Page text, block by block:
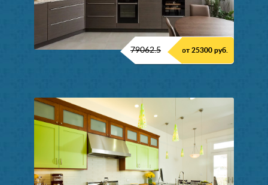
79062.5 от 25300 руб.